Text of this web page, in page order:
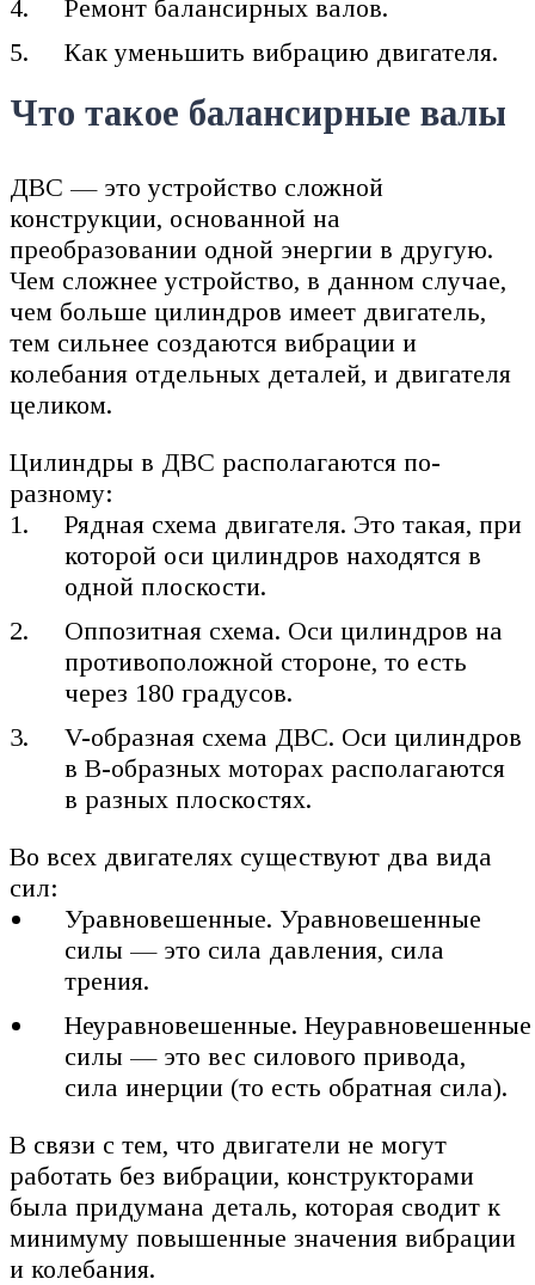
Ремонт балансирных валов.
Как уменьшить вибрацию двигателя.
Что такое балансирные валы
ДВС — это устройство сложной
конструкции, основанной на
преобразовании одной энергии в другую.
Чем сложнее устройство, в данном случае,
чем больше цилиндров имеет двигатель,
тем сильнее создаются вибрации и
колебания отдельных деталей, и двигателя
целиком.
Цилиндры в ДВС располагаются по-
разному:
Рядная схема двигателя. Это такая, при
которой оси цилиндров находятся в
одной плоскости.
Оппозитная схема. Оси цилиндров на
противоположной стороне, то есть
через 180 градусов.
V-образная схема ДВС. Оси цилиндров
в В-образных моторах располагаются
в разных плоскостях.
Во всех двигателях существуют два вида
сил:
Уравновешенные. Уравновешенные
силы — это сила давления, сила
трения.
Неуравновешенные. Неуравновешенные
силы — это вес силового привода,
сила инерции (то есть обратная сила).
В связи с тем, что двигатели не могут
работать без вибрации, конструкторами
была придумана деталь, которая сводит к
минимуму повышенные значения вибрации
и колебания.